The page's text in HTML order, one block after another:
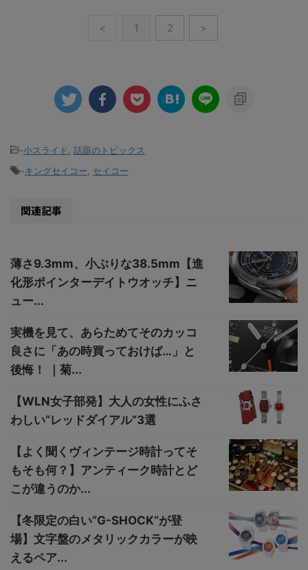
< 1 2 >
-小スライド
話題のトピックス
-キングセイコー セイコー
関連記事
薄さ9.3mm、小ぶりな38.5mm【進
化形ポインターデイトウオッチ】ニ
ュー...
実機を見て、あらためてそのカッコ
良さに「あの時買っておけば…」と
後悔！ ｜菊...
【WLN女子部発】大人の女性にふさ
わしい“レッドダイアル”3選
【よく聞くヴィンテージ時計ってそ
もそも何？】アンティーク時計とど
こが違うのか...
【冬限定の白い“G-SHOCK”が登
場】文字盤のメタリックカラーが映
えるペア...